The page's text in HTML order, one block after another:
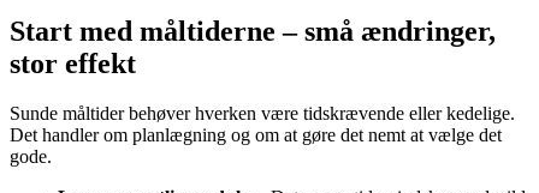
Start med måltiderne – små ændringer,
stor effekt
Sunde måltider behøver hverken være tidskrævende eller kedelige.
Det handler om planlægning og om at gøre det nemt at vælge det
gode.